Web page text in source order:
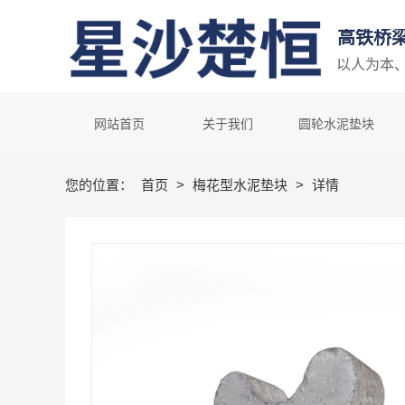
网站首页 关于我们 圆轮水泥垫块
高铁桥
以人为本
您的位置： 首页 > 梅花型水泥垫块 > 详情